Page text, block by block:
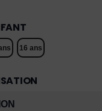
16 ans